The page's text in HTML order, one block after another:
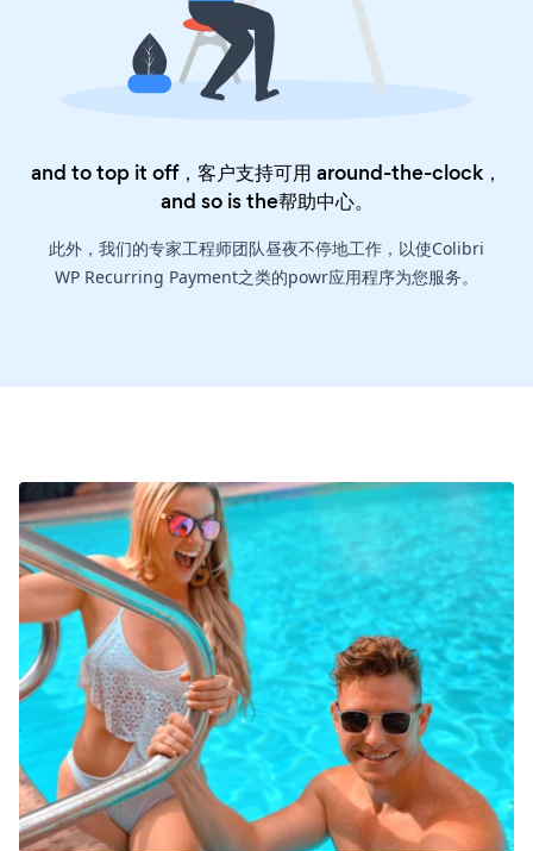
and to top it off，客户支持可用 around-the-clock，
and so is the帮助中心。
此外，我们的专家工程师团队昼夜不停地工作，以使Colibri
WP Recurring Payment之类的powr应用程序为您服务。